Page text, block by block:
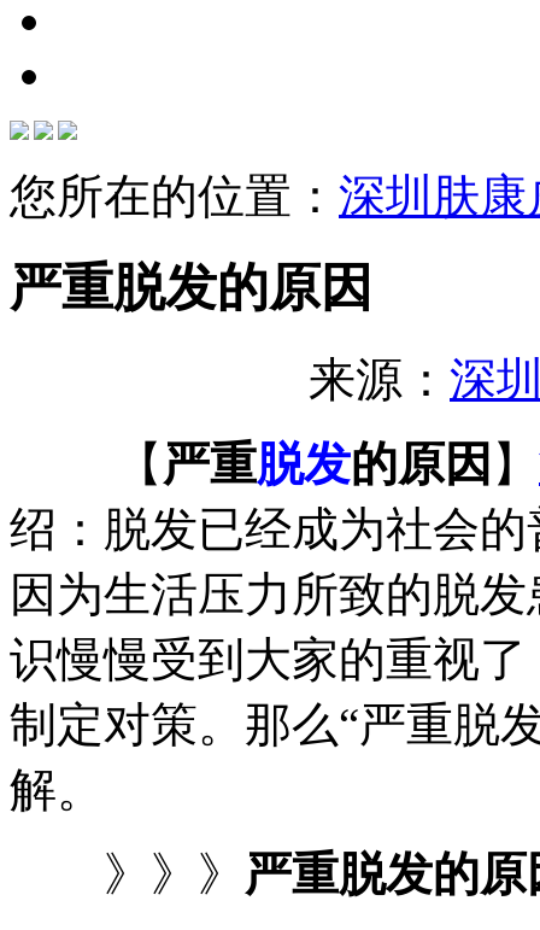
您所在的位置： 深圳肤
严重脱发的原因
来源： 深
【 严重脱发的原因 】
绍：脱发已经成为社会
因为生活压力所致的脱
识慢慢受到大家的重视
制定对策。那么“严重脱
解。
》》》 严重脱发的原